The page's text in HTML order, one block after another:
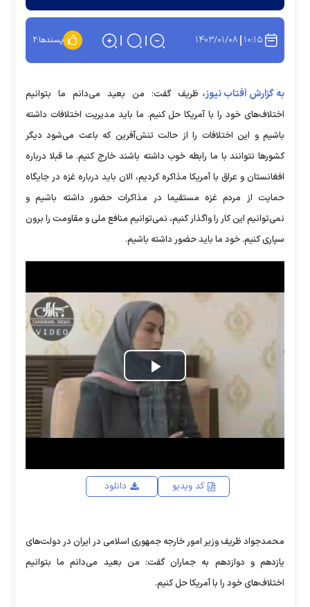
۱۰:۱۵ ۱۴۰۳/۰۱/۰۸ پسندها:۲
به گزارش آفتاب نیوز، ظریف گفت: من بعید می‌دانم ما بتوانیم
اختلاف‌های خود را با آمریکا حل کنیم. ما باید مدیریت اختلافات داشته
باشیم و این اختلافات را از حالت تنش‌آفرین که باعث می‌شود دیگر
کشور‌ها نتوانند با ما رابطه خوب داشته باشند خارج کنیم. ما قبلا درباره
افغانستان و عراق با آمریکا مذاکره کردیم، الان باید درباره غزه در جایگاه
حمایت از مردم غزه مستقیما در مذاکرات حضور داشته باشیم و
نمی‌توانیم این کار را واگذار کنیم، نمی‌توانیم منافع ملی و مقاومت را برون
سپاری کنیم. خود ما باید حضور داشته باشیم.
Play
Video
کد ویدیو دانلود
محمدجواد ظریف وزیر امور خارجه جمهوری اسلامی در ایران در دولت‌های
یازدهم و دوازدهم به جماران گفت: من بعید می‌دانم ما بتوانیم
اختلاف‌های خود را با آمریکا حل کنیم.